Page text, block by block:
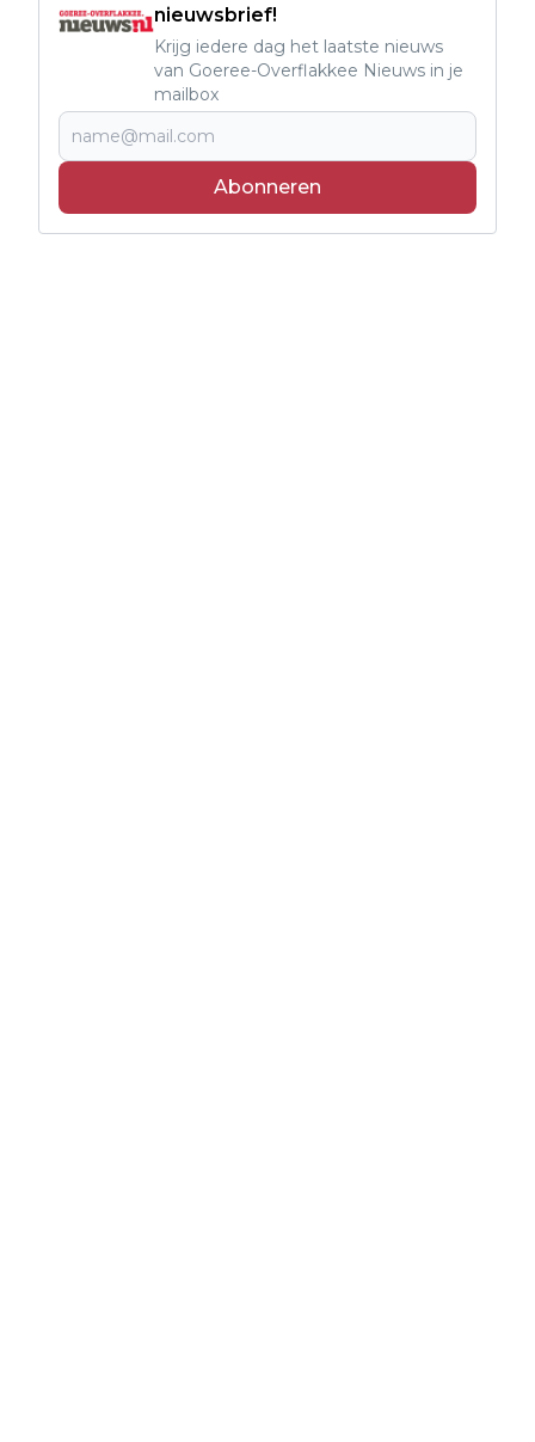
nieuwsbrief!
Krijg iedere dag het laatste nieuws
van Goeree-Overflakkee Nieuws in je
mailbox
Abonneren